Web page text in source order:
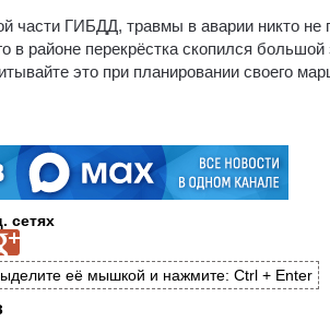
части ГИБДД, травмы в аварии никто
в районе перекрёстка скопился
это при планировании своего
сетях
её мышкой и нажмите: Ctrl + Enter